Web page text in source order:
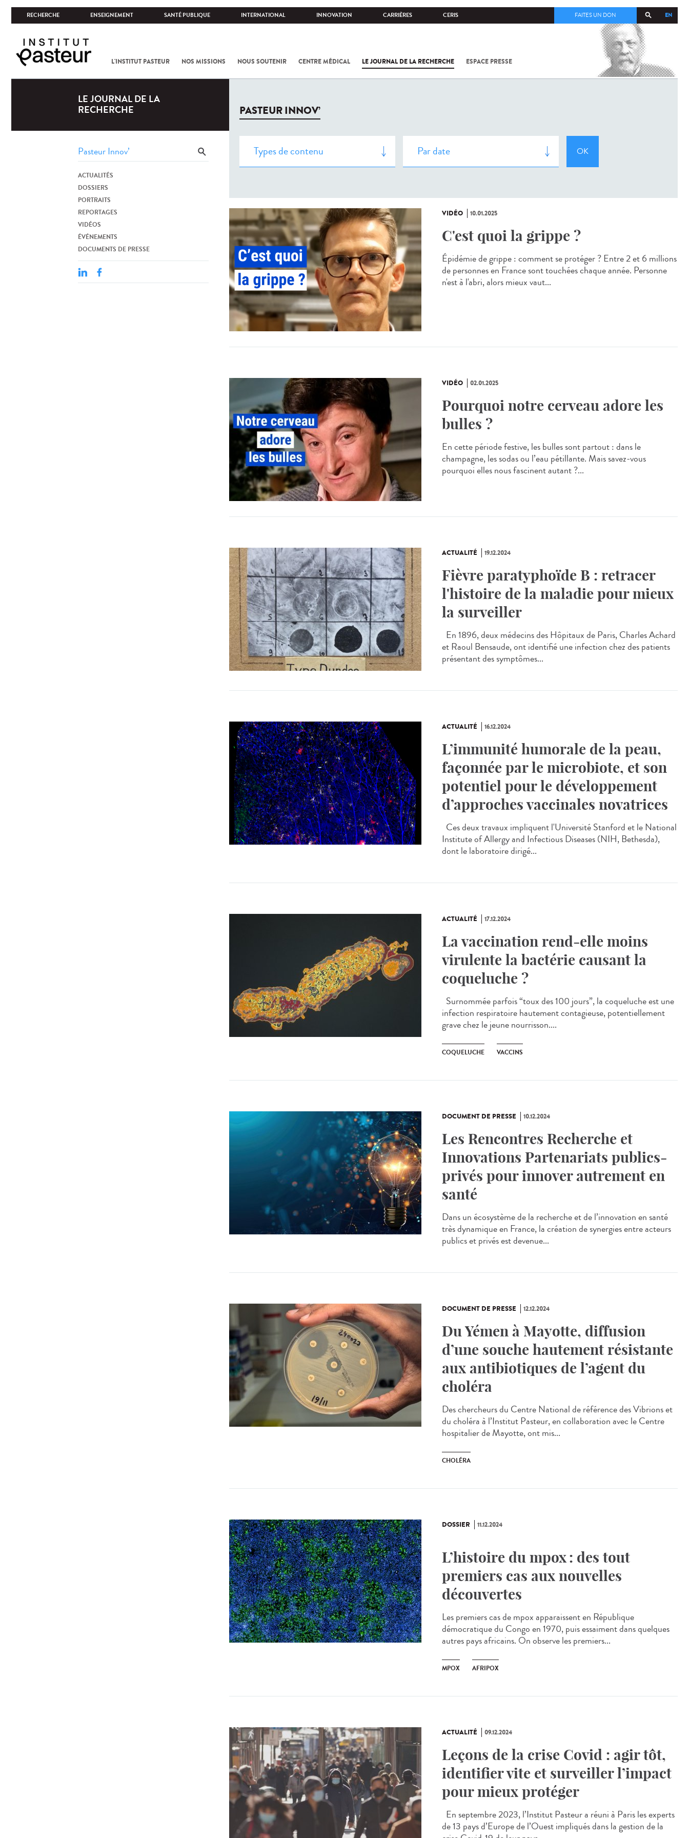
RECHERCHE ENSEIGNEMENT SANTÉ PUBLIQUE INTERNATIONAL INNOVATION CARRIÈRES CERIS EN
FAITES UN DON
L'INSTITUT PASTEUR NOS MISSIONS NOUS SOUTENIR CENTRE MÉDICAL LE JOURNAL DE LA RECHERCHE ESPACE PRESSE
COV-2 /
LE JOURNAL DE LA
RECHERCHE
ACTUALITÉS
DOSSIERS
PORTRAITS
REPORTAGES
VIDÉOS
ÉVÉNEMENTS
DOCUMENTS DE PRESSE
PASTEUR INNOV’
VIDÉO 10.01.2025
C'est quoi la grippe ?
Épidémie de grippe : comment se protéger ? Entre 2 et 6 millions
de personnes en France sont touchées chaque année. Personne
n'est à l'abri, alors mieux vaut...
VIDÉO 02.01.2025
Pourquoi notre cerveau adore les
bulles ?
En cette période festive, les bulles sont partout : dans le
champagne, les sodas ou l’eau pétillante. Mais savez-vous
pourquoi elles nous fascinent autant ?...
ACTUALITÉ 19.12.2024
Fièvre paratyphoïde B : retracer
l'histoire de la maladie pour mieux
la surveiller
En 1896, deux médecins des Hôpitaux de Paris, Charles Achard
et Raoul Bensaude, ont identifié une infection chez des patients
présentant des symptômes...
ACTUALITÉ 16.12.2024
L’immunité humorale de la peau,
façonnée par le microbiote, et son
potentiel pour le développement
d’approches vaccinales novatrices
Ces deux travaux impliquent l'Université Stanford et le National
Institute of Allergy and Infectious Diseases (NIH, Bethesda),
dont le laboratoire dirigé...
ACTUALITÉ 17.12.2024
La vaccination rend-elle moins
virulente la bactérie causant la
coqueluche ?
Surnommée parfois “toux des 100 jours”, la coqueluche est une
infection respiratoire hautement contagieuse, potentiellement
grave chez le jeune nourrisson....
COQUELUCHE VACCINS
DOCUMENT DE PRESSE 10.12.2024
Les Rencontres Recherche et
Innovations Partenariats publics-
privés pour innover autrement en
santé
Dans un écosystème de la recherche et de l’innovation en santé
très dynamique en France, la création de synergies entre acteurs
publics et privés est devenue...
DOCUMENT DE PRESSE 12.12.2024
Du Yémen à Mayotte, diffusion
d’une souche hautement résistante
aux antibiotiques de l’agent du
choléra
Des chercheurs du Centre National de référence des Vibrions et
du choléra à l’Institut Pasteur, en collaboration avec le Centre
hospitalier de Mayotte, ont mis...
CHOLÉRA
DOSSIER 11.12.2024
L’histoire du mpox : des tout
premiers cas aux nouvelles
découvertes
Les premiers cas de mpox apparaissent en République
démocratique du Congo en 1970, puis essaiment dans quelques
autres pays africains. On observe les premiers...
MPOX AFRIPOX
ACTUALITÉ 09.12.2024
Leçons de la crise Covid : agir tôt,
identifier vite et surveiller l’impact
pour mieux protéger
En septembre 2023, l’Institut Pasteur a réuni à Paris les experts
de 13 pays d’Europe de l’Ouest impliqués dans la gestion de la